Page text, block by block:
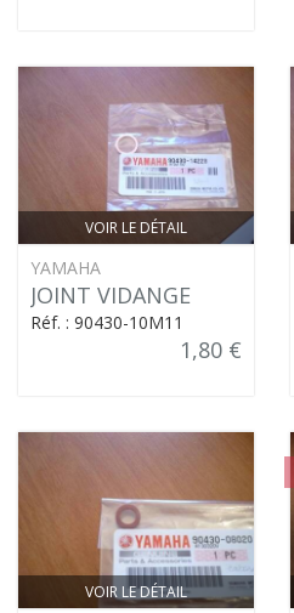
VOIR LE DÉTAIL
YAMAHA
JOINT VIDANGE
Réf. : 90430-10M11
1,80 €
VOIR LE DÉTAIL